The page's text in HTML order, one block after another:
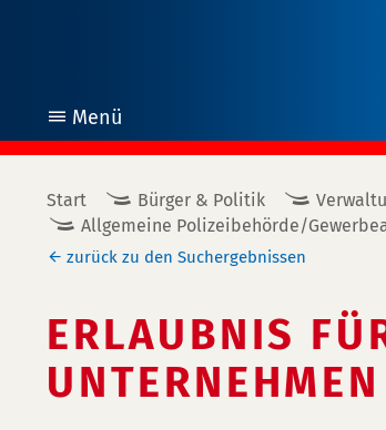
Menü
öffnen
Start Bürger & Politik
Allgemeine Polizeibehörde/
zurück zu den Suchergebnissen
ERLAUBNIS
UNTERNEHMEN